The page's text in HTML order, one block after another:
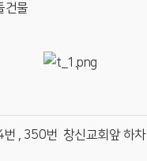
건물
, 350번 창신교회앞 하차